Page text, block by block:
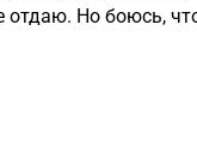
Но боюсь,
ли он